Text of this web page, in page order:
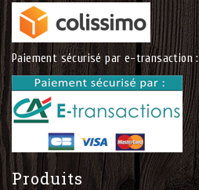
Paiement sécurisé par e-transaction :
Produits